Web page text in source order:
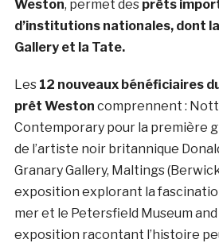
Weston, permet des prêts
d’institutions nationales, dont
Gallery et la Tate.
Les 12 nouveaux bénéficiaires
prêt Weston comprennent :
Contemporary pour la première
de l’artiste noir britannique
Granary Gallery, Maltings
exposition explorant la
mer et le Petersfield Museum
exposition racontant l’histoire